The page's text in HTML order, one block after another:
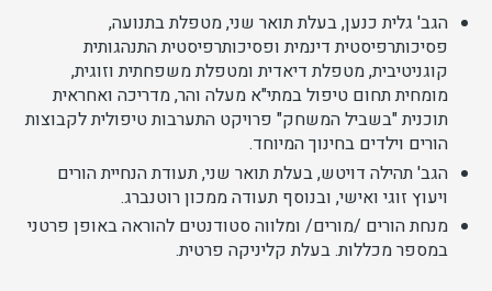
הגב' גלית כנען, בעלת תואר שני, מטפלת בתנועה,
פסיכותרפיסטית דינמית ופסיכותרפיסטית התנהגותית
קוגניטיבית, מטפלת דיאדית ומטפלת משפחתית וזוגית,
מומחית תחום טיפול במתי"א מעלה והר, מדריכה ואחראית
תוכנית "בשביל המשחק" פרויקט התערבות טיפולית לקבוצות
הורים וילדים בחינוך המיוחד.
הגב' תהילה דויטש, בעלת תואר שני, תעודת הנחיית הורים
ויעוץ זוגי ואישי, ובנוסף תעודה ממכון רוטנברג.
מנחת הורים /מורים/ ומלווה סטודנטים להוראה באופן פרטני
במספר מכללות. בעלת קליניקה פרטית.